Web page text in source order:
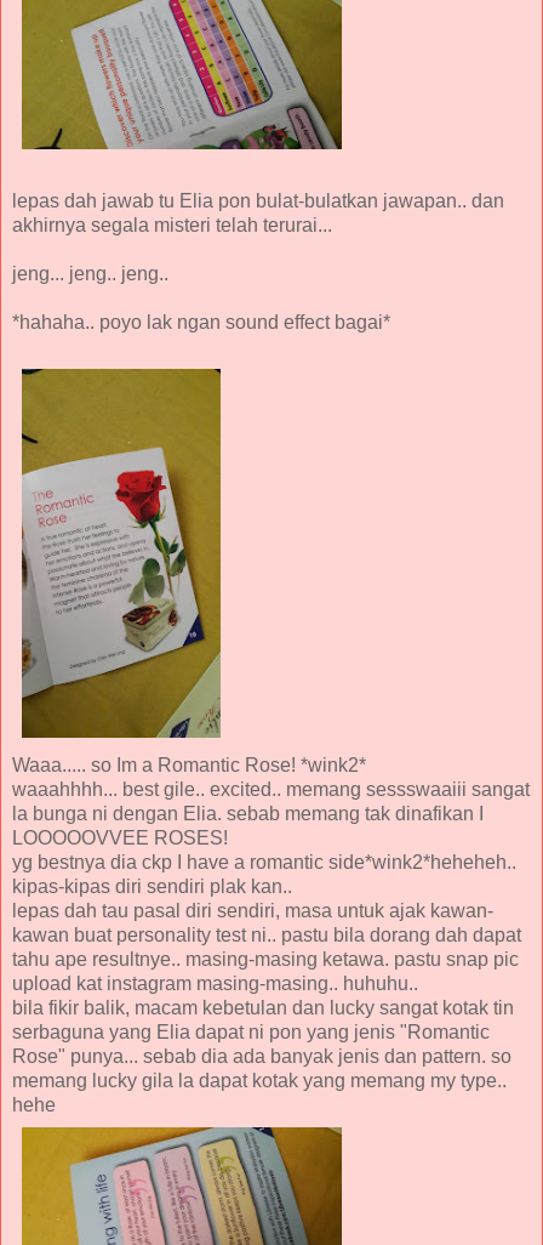
lepas dah jawab tu Elia pon bulat-bulatkan jawapan.. dan
akhirnya segala misteri telah terurai...
jeng... jeng.. jeng..
*hahaha.. poyo lak ngan sound effect bagai*
Waaa..... so Im a Romantic Rose! *wink2*
waaahhhh... best gile.. excited.. memang sessswaaiii sangat
la bunga ni dengan Elia. sebab memang tak dinafikan I
LOOOOOVVEE ROSES!
yg bestnya dia ckp I have a romantic side*wink2*heheheh..
kipas-kipas diri sendiri plak kan..
lepas dah tau pasal diri sendiri, masa untuk ajak kawan-
kawan buat personality test ni.. pastu bila dorang dah dapat
tahu ape resultnye.. masing-masing ketawa. pastu snap pic
upload kat instagram masing-masing.. huhuhu..
bila fikir balik, macam kebetulan dan lucky sangat kotak tin
serbaguna yang Elia dapat ni pon yang jenis "Romantic
Rose" punya... sebab dia ada banyak jenis dan pattern. so
memang lucky gila la dapat kotak yang memang my type..
hehe